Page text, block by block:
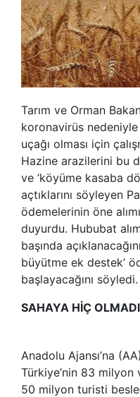
Tarım ve Orman
koronavirüs
uçağı olması için
Hazine arazilerini bu
ve ‘köyüme kasaba
açtıklarını söyleyen
ödemelerinin öne
duyurdu. Hububat
başında
büyütme ek destek’
başlayacağını söyledi.
SAHAYA HİÇ
Anadolu Ajansı’na
Türkiye’nin 83
50 milyon turisti